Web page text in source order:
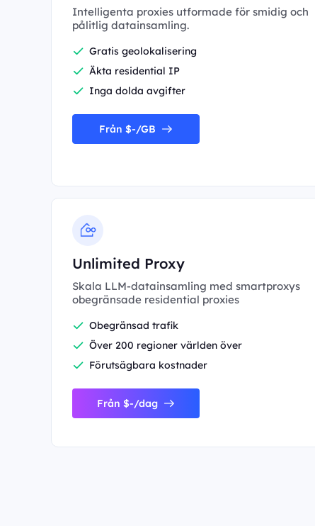
Intelligenta proxies utformade för smidig och
pålitlig datainsamling.
Gratis geolokalisering
Äkta residential IP
Inga dolda avgifter
Från $-/GB
Unlimited Proxy
Skala LLM-datainsamling med smartproxys
obegränsade residential proxies
Obegränsad trafik
Över 200 regioner världen över
Förutsägbara kostnader
Från $-/dag